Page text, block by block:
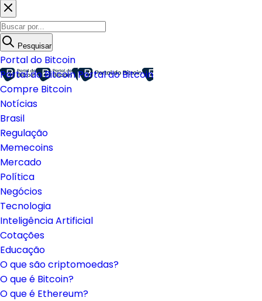
Pesquisar
Portal do Bitcoin
Portal do BitcoinPortal do Bitcoin
Compre Bitcoin
Notícias
Brasil
Regulação
Memecoins
Mercado
Política
Negócios
Tecnologia
Inteligência Artificial
Cotações
Educação
O que são criptomoedas?
O que é Bitcoin?
O que é Ethereum?